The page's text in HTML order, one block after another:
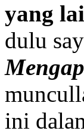
yang
dulu
ini